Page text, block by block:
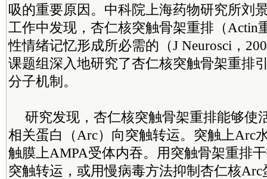
吸的重要原因。中科院上海药物研究所刘
工作中发现，杏仁核突触骨架重排（Actin
性情绪记忆形成所必需的（J Neurosci，
课题组深入地研究了杏仁核突触骨架重排
分子机制。
研究发现，杏仁核突触骨架重排能够使
相关蛋白（Arc）向突触转运。突触上Arc
触膜上AMPA受体内吞。用突触骨架重排
突触转运，或用慢病毒方法抑制杏仁核